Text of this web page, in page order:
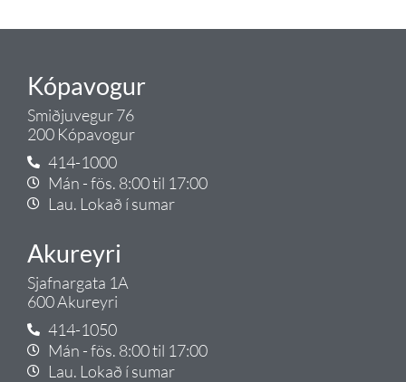
Kópavogur
Smiðjuvegur 76
200 Kópavogur
414-1000
Mán - fös. 8:00 til 17:00
Lau. Lokað í sumar
Akureyri
Sjafnargata 1A
600 Akureyri
414-1050
Mán - fös. 8:00 til 17:00
Lau. Lokað í sumar